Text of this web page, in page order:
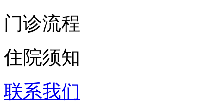
门诊流程
住院须知
联系我们